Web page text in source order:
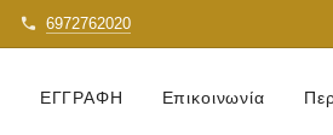
6972762020
ΕΓΓΡΑΦΗ Επικοινωνία